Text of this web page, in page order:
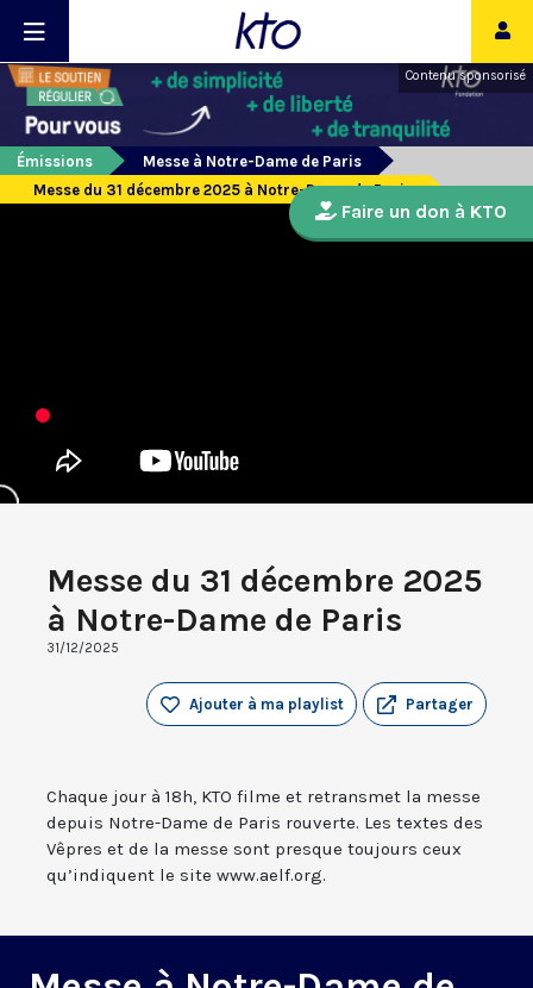
Contenu sponsorisé
Émissions
Messe à Notre-Dame de Paris
Messe du 31 décembre 2025 à Notre-Dame de Paris
Messe du 31 décembre 2025
à Notre-Dame de Paris
31/12/2025
Partager
Ajouter à ma playlist
Chaque jour à 18h, KTO filme et retransmet la messe
depuis Notre-Dame de Paris rouverte. Les textes des
Vêpres et de la messe sont presque toujours ceux
qu’indiquent le site www.aelf.org.
Faire un don à KTO